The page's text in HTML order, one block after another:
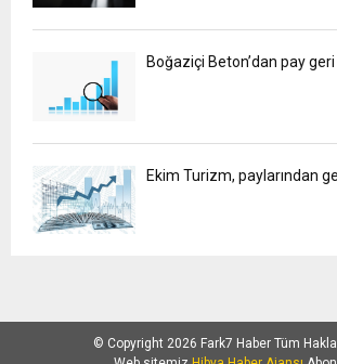
Boğaziçi Beton’dan pay geri
Ekim Turizm, paylarından
© Copyright 2026 Fark7 Haber Tüm